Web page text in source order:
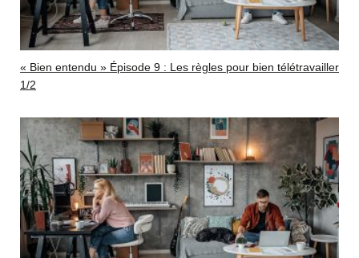
« Bien entendu » Épisode 9 : Les règles pour bien télétravailler
1/2